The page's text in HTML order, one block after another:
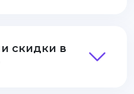
скидки в